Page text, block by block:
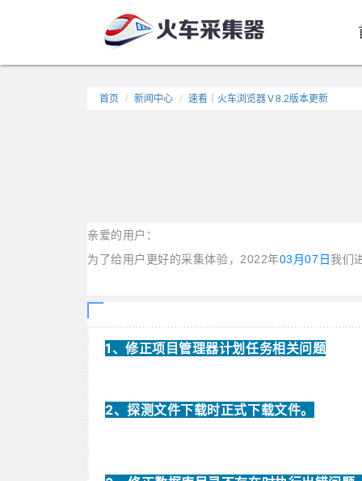
首页 新闻中心 速看｜火车浏览器Ｖ8.2版本更新
亲爱的用户：
为了给用户更好的采集体验，2022年03月07日我们
1、修正项目管理器计划任务相关问题
2、探测文件下载时正式下载文件。